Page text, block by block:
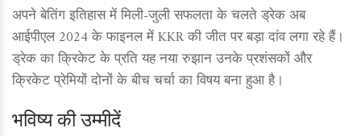
अपने बेतिंग इतिहास में मिली-जुली सफलता के चलते ड्रेक अब
आईपीएल 2024 के फाइनल में KKR की जीत पर बड़ा दांव लगा रहे हैं।
ड्रेक का क्रिकेट के प्रति यह नया रुझान उनके प्रशंसकों और
क्रिकेट प्रेमियों दोनों के बीच चर्चा का विषय बना हुआ है।
भविष्य की उम्मीदें